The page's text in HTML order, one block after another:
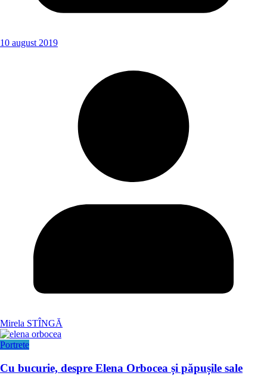
10 august 2019
Mirela STÎNGĂ
Portrete
Cu bucurie, despre Elena Orbocea și păpușile sale